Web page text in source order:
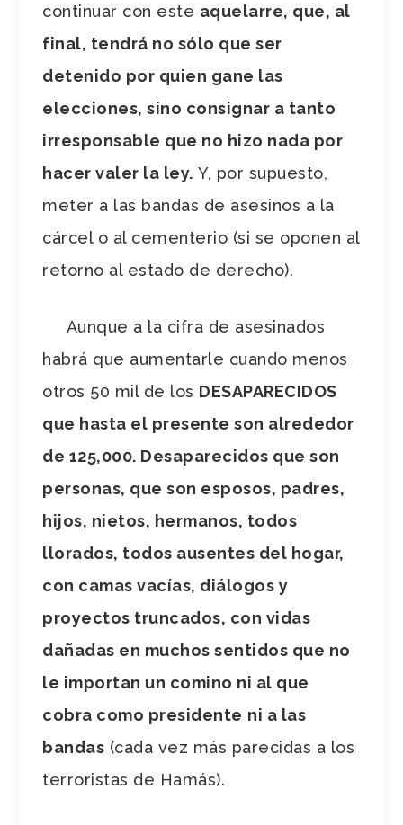
continuar con este aquelarre, que, al
final, tendrá no sólo que ser
detenido por quien gane las
elecciones, sino consignar a tanto
irresponsable que no hizo nada por
hacer valer la ley. Y, por supuesto,
meter a las bandas de asesinos a la
cárcel o al cementerio (si se oponen al
retorno al estado de derecho).
Aunque a la cifra de asesinados
habrá que aumentarle cuando menos
otros 50 mil de los DESAPARECIDOS
que hasta el presente son alrededor
de 125,000. Desaparecidos que son
personas, que son esposos, padres,
hijos, nietos, hermanos, todos
llorados, todos ausentes del hogar,
con camas vacías, diálogos y
proyectos truncados, con vidas
dañadas en muchos sentidos que no
le importan un comino ni al que
cobra como presidente ni a las
bandas (cada vez más parecidas a los
terroristas de Hamás).